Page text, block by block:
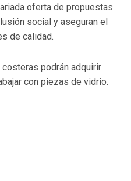
oferta de propuestas
social y aseguran el
de calidad.
podrán adquirir
con piezas de vidrio.